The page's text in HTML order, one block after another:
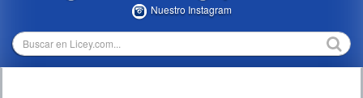
MULTIMEDIA
Nuestro Instagram